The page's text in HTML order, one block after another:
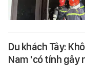
Du khách Tây:
Nam 'có tính gây